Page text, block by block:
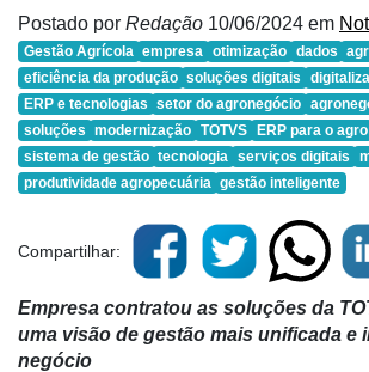
Postado por Redação 10/06/2024 em
Gestão Agrícola empresa otimização dados
eficiência da produção soluções digitais
ERP e tecnologias setor do agronegócio
soluções modernização TOTVS ERP para o agro
sistema de gestão tecnologia serviços digitais
produtividade agropecuária gestão inteligente
Compartilhar:
Empresa contratou as soluções da
uma visão de gestão mais unificada e
negócio